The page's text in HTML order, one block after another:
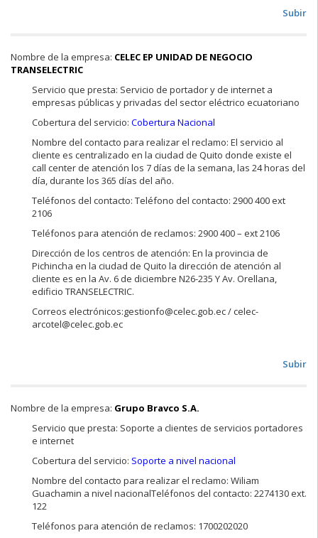
Subir
Nombre de la empresa: CELEC EP UNIDAD DE NEGOCIO
TRANSELECTRIC
Servicio que presta: Servicio de portador y de internet a
empresas públicas y privadas del sector eléctrico ecuatoriano
Cobertura del servicio: Cobertura Nacional
Nombre del contacto para realizar el reclamo: El servicio al
cliente es centralizado en la ciudad de Quito donde existe el
call center de atención los 7 días de la semana, las 24 horas del
día, durante los 365 días del año.
Teléfonos del contacto: Teléfono del contacto: 2900 400 ext
2106
Teléfonos para atención de reclamos: 2900 400 – ext 2106
Dirección de los centros de atención: En la provincia de
Pichincha en la ciudad de Quito la dirección de atención al
cliente es en la Av. 6 de diciembre N26-235 Y Av. Orellana,
edificio TRANSELECTRIC.
Correos electrónicos:gestionfo@celec.gob.ec / celec-
arcotel@celec.gob.ec
Subir
Nombre de la empresa: Grupo Bravco S.A.
Servicio que presta: Soporte a clientes de servicios portadores
e internet
Cobertura del servicio: Soporte a nivel nacional
Nombre del contacto para realizar el reclamo: Wiliam
Guachamin a nivel nacionalTeléfonos del contacto: 2274130 ext.
122
Teléfonos para atención de reclamos: 1700202020